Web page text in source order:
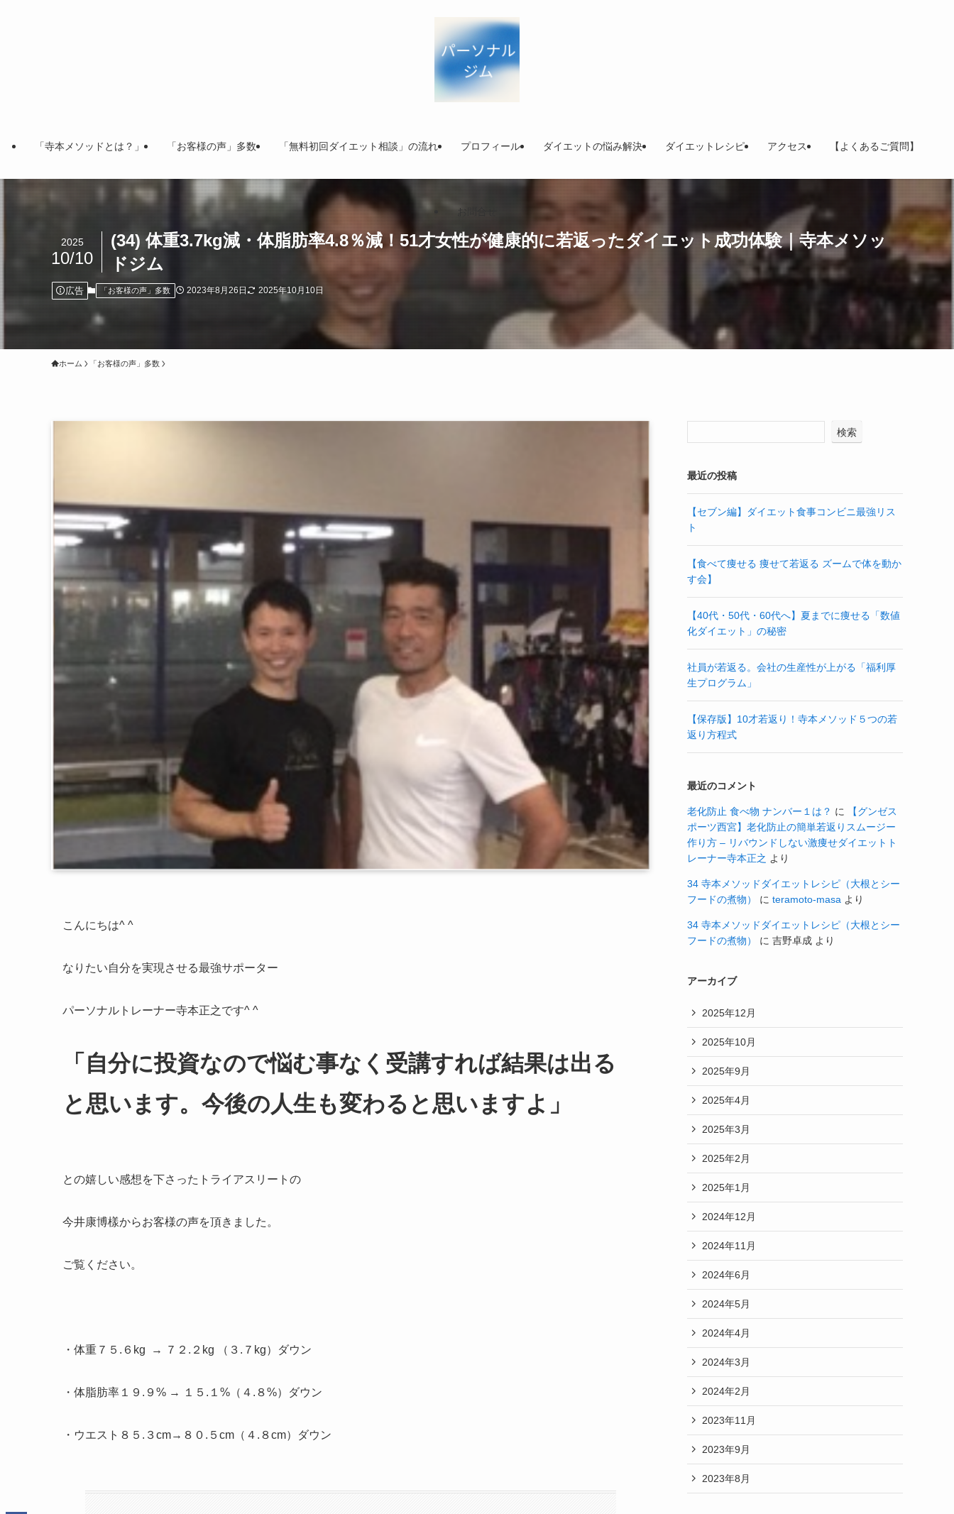
「寺本メソッドとは？」 「お客様の声」多数 「無料初回ダイエット相談」の流れ プロフィール ダイエットの悩み解決 ダイエットレシピ アクセス 【よくあるご質問】
お問合せ
(34) 体重3.7kg減・体脂肪率4.8％減！51才女性が健康的に若返ったダイエット成功体験｜寺本メソッ
ドジム
2025
10/10
広告 「お客様の声」多数 2023年8月26日 2025年10月10日
ホーム 「お客様の声」多数
こんにちは^ ^
なりたい自分を実現させる最強サポーター
パーソナルトレーナー寺本正之です^ ^
「自分に投資なので悩む事なく受講すれば結果は出る
と思います。今後の人生も変わると思いますよ」
との嬉しい感想を下さったトライアスリートの
今井康博樣からお客様の声を頂きました。
ご覧ください。
・体重７５.６kg → ７２.２kg （３.７kg）ダウン
・体脂肪率１９.９% → １５.１%（４.８%）ダウン
・ウエスト８５.３cm→８０.５cm（４.８cm）ダウン
検索
最近の投稿
【セブン編】ダイエット食事コンビニ最強リス
ト
【食べて痩せる 痩せて若返る ズームで体を動か
す会】
【40代・50代・60代へ】夏までに痩せる「数値
化ダイエット」の秘密
社員が若返る。会社の生産性が上がる「福利厚
生プログラム」
【保存版】10才若返り！寺本メソッド５つの若
返り方程式
最近のコメント
老化防止 食べ物 ナンバー１は？ に
【グンゼス
ポーツ西宮】老化防止の簡単若返りスムージー
作り方 – リバウンドしない激痩せダイエットト
レーナー寺本正之 より
34 寺本メソッドダイエットレシピ（大根とシー
フードの煮物）
に teramoto-masa より
34 寺本メソッドダイエットレシピ（大根とシー
フードの煮物）
に 吉野卓成 より
アーカイブ
2025年12月
2025年10月
2025年9月
2025年4月
2025年3月
2025年2月
2025年1月
2024年12月
2024年11月
2024年6月
2024年5月
2024年4月
2024年3月
2024年2月
2023年11月
2023年9月
2023年8月